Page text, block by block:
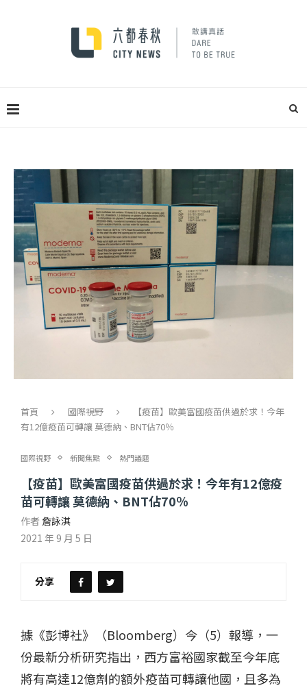
首頁 國際視野
【疫苗】歐美富國疫苗供過於求！今年
有12億疫苗可轉讓 莫德納、BNT佔70％
國際視野 新聞焦點 熱門議題
【疫苗】歐美富國疫苗供過於求！今年有12億疫
苗可轉讓 莫德納、BNT佔70％
作者 詹詠淇
2021 年 9 月 5 日
分享
據《彭博社》（Bloomberg）今（5）報導，一
份最新分析研究指出，西方富裕國家截至今年底
將有高達12億劑的額外疫苗可轉讓他國，且多為